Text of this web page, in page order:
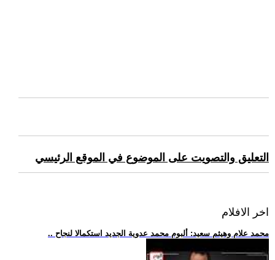
التعليق والتصويت على الموضوع في الموقع الرئيسي
اخر الافلام
.. محمد علام وهيثم سعيد: ألبوم محمد عدوية الجديد استكمالا لنجاح